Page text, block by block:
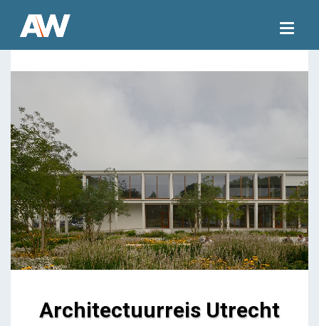
Architectuurreis Utrecht